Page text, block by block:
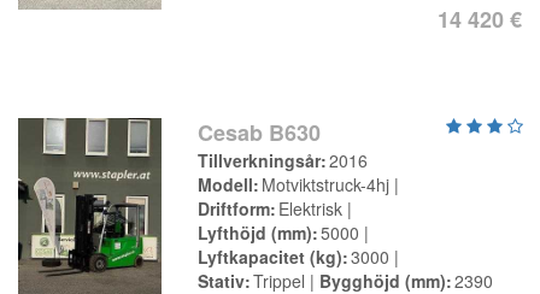
14 420 €
Cesab B630
Tillverkningsår 2016
Modell Motviktstruck-4hj
Driftform Elektrisk
Lyfthöjd (mm) 5000
Lyftkapacitet (kg) 3000
Stativ Trippel Bygghöjd (mm) 2390